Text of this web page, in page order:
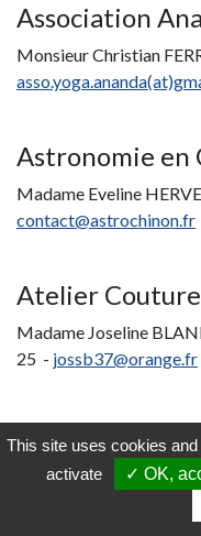
Association
Monsieur Christian
Astronomie en
Madame Eveline
contact@astrochinon.fr
Atelier Couture
Madame Joseline
25 - jossb37@orange.fr
Bien Vivre Sa
Madame Joëlle
47 93 28 29 -
This site uses cookies
activate
OK,